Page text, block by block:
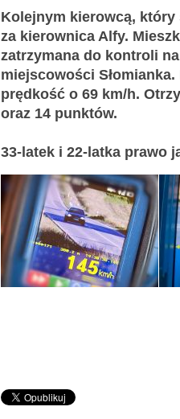
Kolejnym kierowcą, który
za kierownica Alfy.
zatrzymana do kontroli
miejscowości
prędkość o 69 km/h.
oraz 14 punktów.
33-latek i 22-latka prawo